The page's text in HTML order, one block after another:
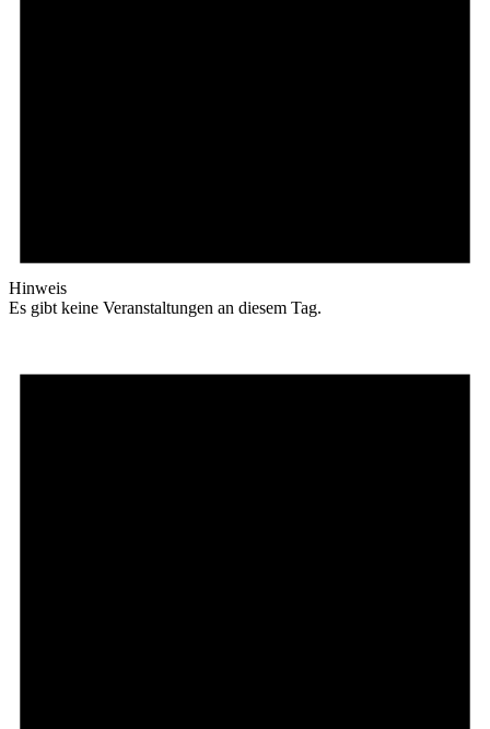
Hinweis
Es gibt keine Veranstaltungen an diesem Tag.